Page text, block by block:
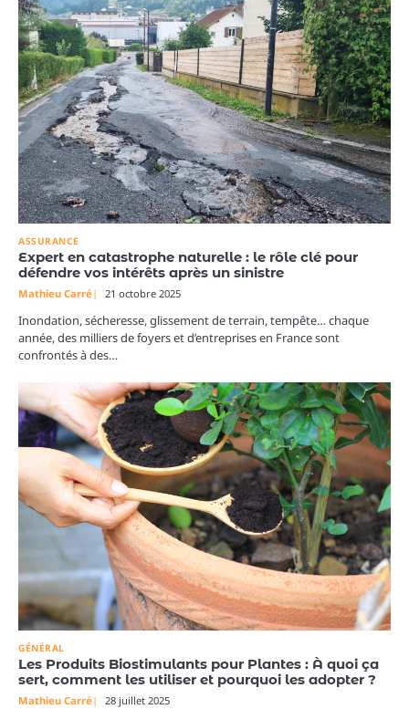
ASSURANCE
Expert en catastrophe naturelle : le rôle clé pour
défendre vos intérêts après un sinistre
Mathieu Carré 21 octobre 2025
Inondation, sécheresse, glissement de terrain, tempête… chaque
année, des milliers de foyers et d’entreprises en France sont
confrontés à des…
GÉNÉRAL
Les Produits Biostimulants pour Plantes : À quoi ça
sert, comment les utiliser et pourquoi les adopter ?
Mathieu Carré 28 juillet 2025